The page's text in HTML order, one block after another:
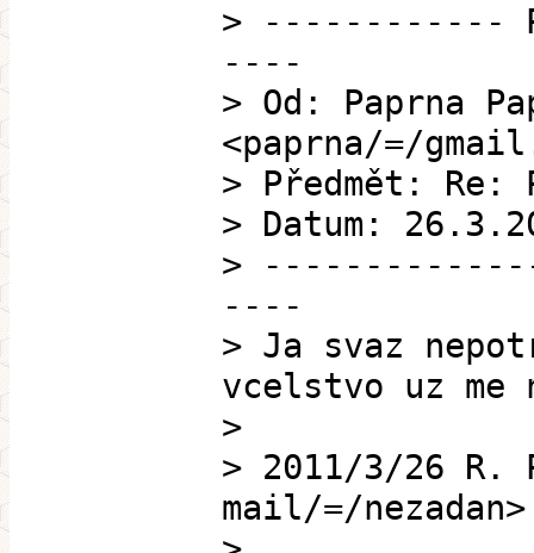
> ------------
----
> Od: Paprna
<paprna/=/
> Předmět:
> Datum:
>
----
> Ja svaz
vcelstvo uz me
>
> 2011/3/26 R.
mail/=/nezadan>